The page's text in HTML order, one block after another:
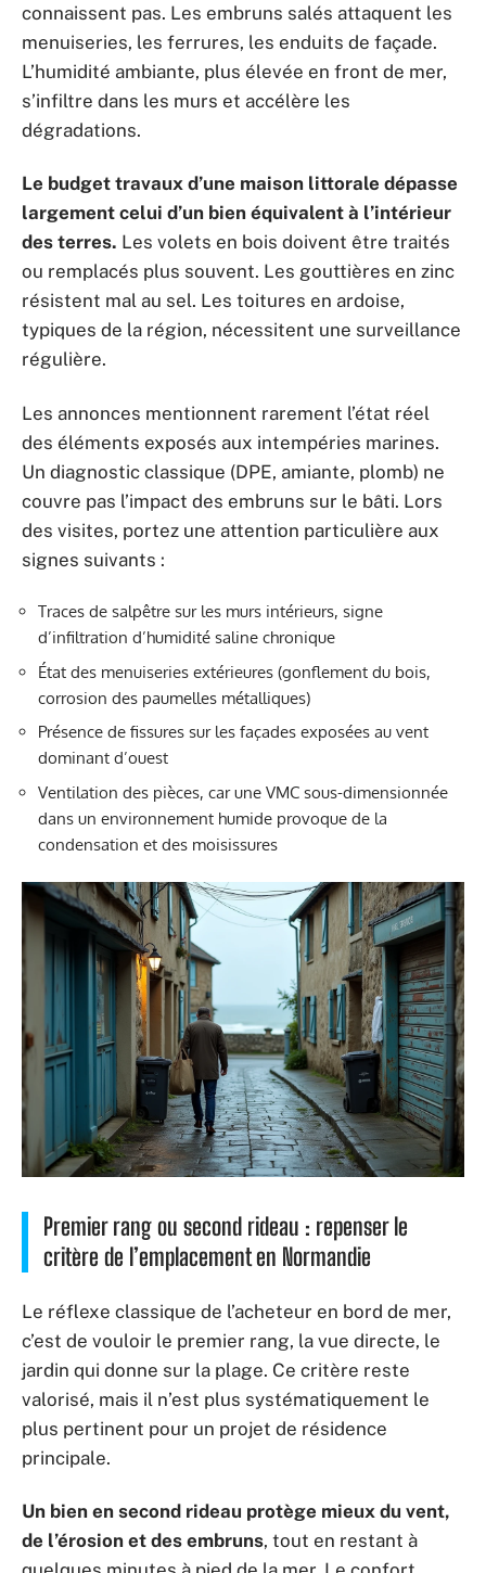
connaissent pas. Les embruns salés attaquent les
menuiseries, les ferrures, les enduits de façade.
L’humidité ambiante, plus élevée en front de mer,
s’infiltre dans les murs et accélère les
dégradations.
Le budget travaux d’une maison littorale dépasse
largement celui d’un bien équivalent à l’intérieur
des terres. Les volets en bois doivent être traités
ou remplacés plus souvent. Les gouttières en zinc
résistent mal au sel. Les toitures en ardoise,
typiques de la région, nécessitent une surveillance
régulière.
Les annonces mentionnent rarement l’état réel
des éléments exposés aux intempéries marines.
Un diagnostic classique (DPE, amiante, plomb) ne
couvre pas l’impact des embruns sur le bâti. Lors
des visites, portez une attention particulière aux
signes suivants :
Traces de salpêtre sur les murs intérieurs, signe
d’infiltration d’humidité saline chronique
État des menuiseries extérieures (gonflement du bois,
corrosion des paumelles métalliques)
Présence de fissures sur les façades exposées au vent
dominant d’ouest
Ventilation des pièces, car une VMC sous-dimensionnée
dans un environnement humide provoque de la
condensation et des moisissures
Premier rang ou second rideau : repenser le
critère de l’emplacement en Normandie
Le réflexe classique de l’acheteur en bord de mer,
c’est de vouloir le premier rang, la vue directe, le
jardin qui donne sur la plage. Ce critère reste
valorisé, mais il n’est plus systématiquement le
plus pertinent pour un projet de résidence
principale.
Un bien en second rideau protège mieux du vent,
de l’érosion et des embruns, tout en restant à